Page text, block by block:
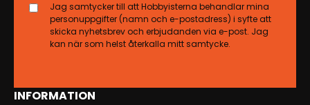
INFORMATION
Jag samtycker till att Hobbyisterna behandlar mina
personuppgifter (namn och e-postadress) i syfte att
skicka nyhetsbrev och erbjudanden via e-post. Jag
kan när som helst återkalla mitt samtycke.